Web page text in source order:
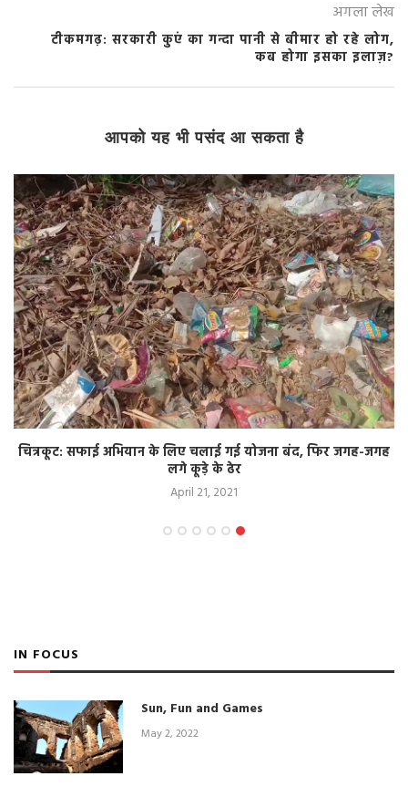
अगला लेख
टीकमगढ़: सरकारी कुएं का गन्दा पानी से बीमार हो रहे लोग,
कब होगा इसका इलाज़?
आपको यह भी पसंद आ सकता है
चित्रकूट: सफाई अभियान के लिए चलाई गई योजना बंद, फिर जगह-जगह
लगे कूड़े के ढेर
April 21, 2021
IN FOCUS
Sun, Fun and Games
May 2, 2022